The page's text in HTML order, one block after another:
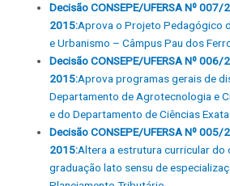
Decisão CONSEPE/UFERSA Nº
2015:Aprova o Projeto Pedagógico
e Urbanismo – Câmpus Pau dos
Decisão CONSEPE/UFERSA Nº
2015:Aprova programas gerais de
Departamento de Agrotecnologia e
e do Departamento de Ciências
Decisão CONSEPE/UFERSA Nº
2015:Altera a estrutura curricular do
graduação lato sensu de